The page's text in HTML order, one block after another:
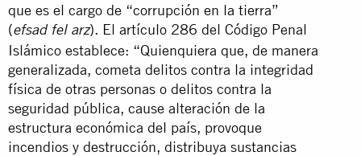
que es el cargo de “corrupción en la tierra”
(efsad fel arz). El artículo 286 del Código Penal
Islámico establece: “Quienquiera que, de manera
generalizada, cometa delitos contra la integridad
física de otras personas o delitos contra la
seguridad pública, cause alteración de la
estructura económica del país, provoque
incendios y destrucción, distribuya sustancias